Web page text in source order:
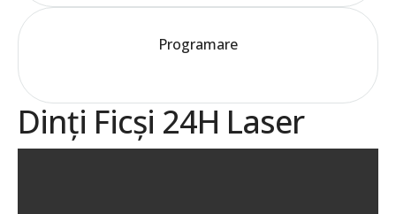
Programare
Dinți Ficși 24H Laser